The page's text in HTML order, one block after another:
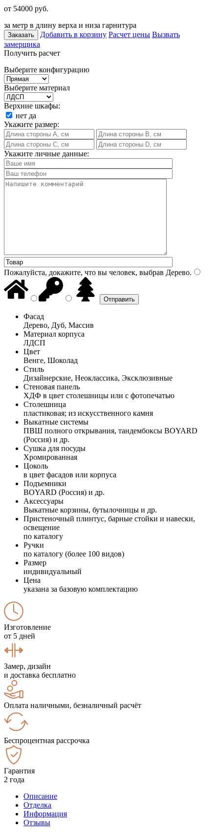
от 54000 руб.
за метр в длину верха и низа гарнитура
Заказать Добавить в корзину Расчет цены Вызвать
замерщика
Получить расчет
Выберите конфигурацию
Выберите материал
Верхние шкафы:
нет да
Укажите размер:
Укажите личные данные:
Пожалуйста, докажите, что вы человек, выбрав Дерево.
Фасад
Дерево, Дуб, Массив
Материал корпуса
ЛДСП
Цвет
Венге, Шоколад
Стиль
Дизайнерские, Неоклассика, Эксклюзивные
Стеновая панель
ХДФ в цвет столешницы или с фотопечатью
Столешница
пластиковая; из искусственного камня
Выкатные системы
ПВШ полного открывания, тандембоксы BOYARD
(Россия) и др.
Сушка для посуды
Хромированная
Цоколь
в цвет фасадов или корпуса
Подъемники
BOYARD (Россия) и др.
Аксессуары
Выкатные корзины, бутылочницы и др.
Пристеночный плинтус, барные стойки и навески,
освещение
по каталогу
Ручки
по каталогу (более 100 видов)
Размер
индивидуальный
Цена
указана за базовую комплектацию
Изготовление
от 5 дней
Замер, дизайн
и доставка бесплатно
Оплата наличными, безналичный расчёт
Беспроцентная рассрочка
Гарантия
2 года
Описание
Отделка
Информация
Отзывы